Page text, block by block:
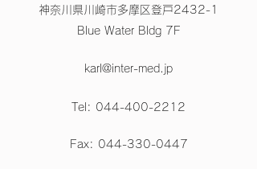
神奈川県川崎市多摩区登戸2432-1
Blue Water Bldg 7F
karl@inter-med.jp
Tel: 044-400-2212
Fax: 044-330-0447